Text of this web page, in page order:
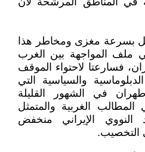
بسرعة مغزى ومخاطر هذا
ملف المواجهة بين الغرب
فسارعتا لاحتواء الموقف
والسياسية التي
في الشهور القليلة
المطالب الغربية والمتمثل
النووي الإيراني منخفض
التخصيب.